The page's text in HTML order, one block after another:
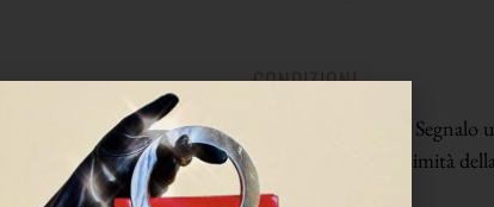
CONDIZIONI
Ottime condizioni.
un petalo e in prossimità
alle foto.